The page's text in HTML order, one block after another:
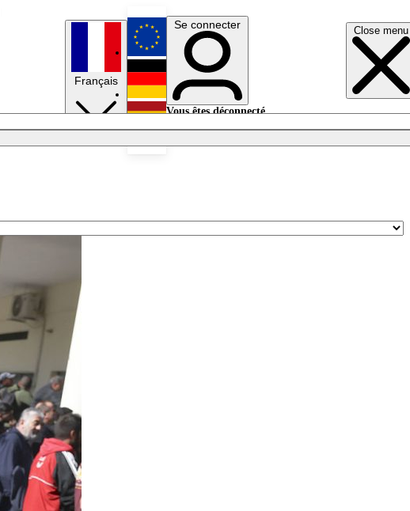
Close menu
Français
English
Deutsch
Se connecter
Vous êtes déconnecté.